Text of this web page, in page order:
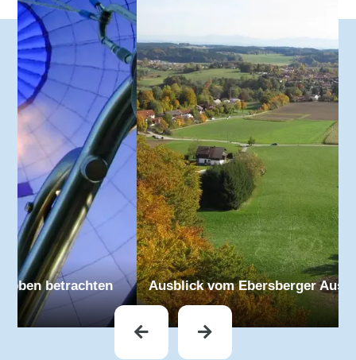
Ausblick vom Ebersberger Aussichtsturm